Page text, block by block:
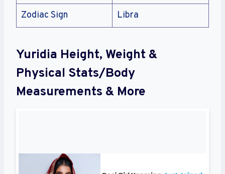
Zodiac Sign Libra
Yuridia Height, Weight &
Physical Stats/Body
Measurements & More